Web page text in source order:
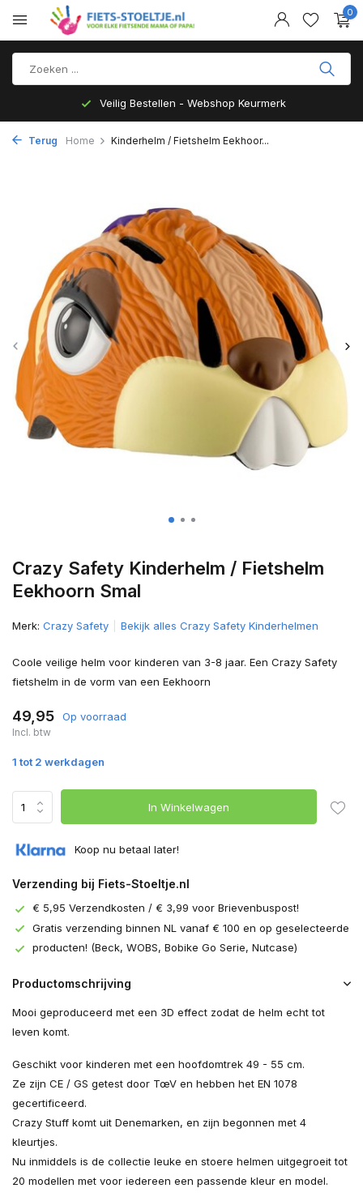
0
Veilig Bestellen - Webshop Keurmerk
Terug Home Kinderhelm / Fietshelm Eekhoor...
Crazy Safety Kinderhelm / Fietshelm
Eekhoorn Smal
Merk: Crazy Safety Bekijk alles Crazy Safety Kinderhelmen
Coole veilige helm voor kinderen van 3-8 jaar. Een Crazy Safety
fietshelm in de vorm van een Eekhoorn
49,95 Op voorraad
Incl. btw
1 tot 2 werkdagen
In Winkelwagen
Koop nu betaal later!
Verzending bij Fiets-Stoeltje.nl
€ 5,95 Verzendkosten / € 3,99 voor Brievenbuspost!
Gratis verzending binnen NL vanaf € 100 en op geselecteerde
producten! (Beck, WOBS, Bobike Go Serie, Nutcase)
Productomschrijving
Mooi geproduceerd met een 3D effect zodat de helm echt tot
leven komt.
Geschikt voor kinderen met een hoofdomtrek 49 - 55 cm.
Ze zijn CE / GS getest door TœV en hebben het EN 1078
gecertificeerd.
Crazy Stuff komt uit Denemarken, en zijn begonnen met 4
kleurtjes.
Nu inmiddels is de collectie leuke en stoere helmen uitgegroeit tot
20 modellen met voor iedereen een passende kleur en model.